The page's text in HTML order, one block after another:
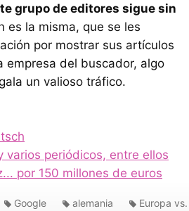
grupo de editores sigue sin
es la misma, que se les
por mostrar sus artículos
empresa del buscador, algo
un valioso tráfico.
varios periódicos, entre ellos
por 150 millones de euros
Google alemania Europa